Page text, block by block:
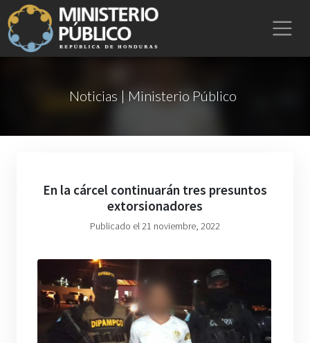
Noticias | Ministerio Público
En la cárcel continuarán tres presuntos
extorsionadores
Publicado el 21 noviembre, 2022